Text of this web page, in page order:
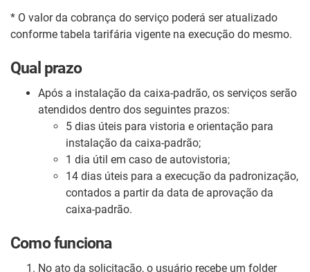
* O valor da cobrança do serviço poderá ser atualizado
conforme tabela tarifária vigente na execução do mesmo.
Qual prazo
Após a instalação da caixa-padrão, os serviços serão
atendidos dentro dos seguintes prazos:
5 dias úteis para vistoria e orientação para
instalação da caixa-padrão;
1 dia útil em caso de autovistoria;
14 dias úteis para a execução da padronização,
contados a partir da data de aprovação da
caixa-padrão.
Como funciona
No ato da solicitação, o usuário recebe um folder